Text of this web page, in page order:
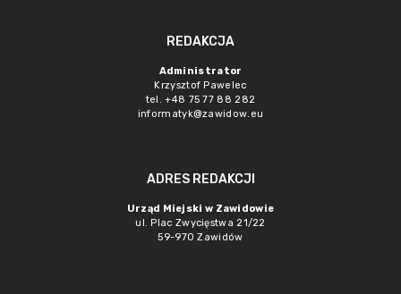
REDAKCJA
Administrator
Krzysztof Pawelec
tel. +48 75 77 88 282
informatyk@zawidow.eu
ADRES REDAKCJI
Urząd Miejski w Zawidowie
ul. Plac Zwycięstwa 21/22
59-970 Zawidów